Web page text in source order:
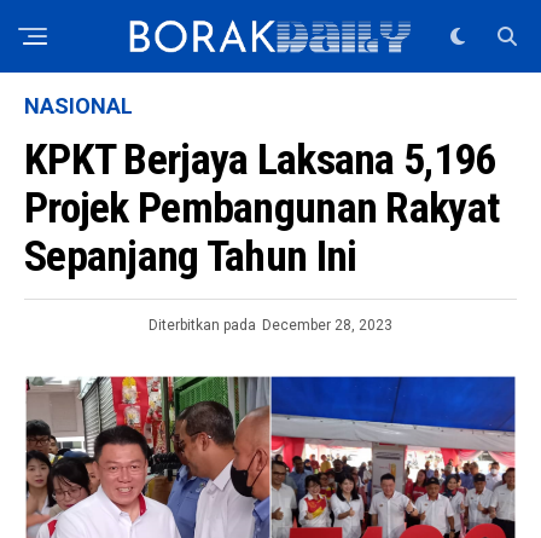
NASIONAL
KPKT Berjaya Laksana 5,196
Projek Pembangunan Rakyat
Sepanjang Tahun Ini
Diterbitkan pada December 28, 2023